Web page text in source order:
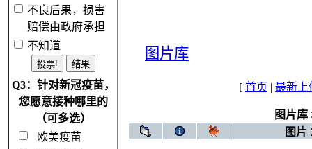
不良后果，损害
赔偿由政府承担
不知道
Q3：针对新冠疫苗，
您愿意接种哪里的
（可多选）
欧美疫苗
图片库
[ 首页 | 最新上
图片库
图片